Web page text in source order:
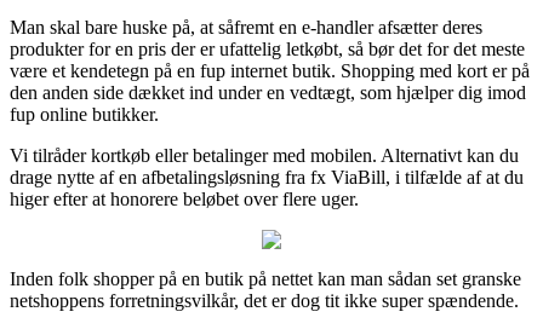
Man skal bare huske på, at såfremt en e-handler afsætter deres
produkter for en pris der er ufattelig letkøbt, så bør det for det meste
være et kendetegn på en fup internet butik. Shopping med kort er på
den anden side dækket ind under en vedtægt, som hjælper dig imod
fup online butikker.
Vi tilråder kortkøb eller betalinger med mobilen. Alternativt kan du
drage nytte af en afbetalingsløsning fra fx ViaBill, i tilfælde af at du
higer efter at honorere beløbet over flere uger.
Inden folk shopper på en butik på nettet kan man sådan set granske
netshoppens forretningsvilkår, det er dog tit ikke super spændende.